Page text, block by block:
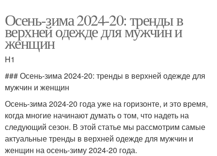
Осень-зима 2024-20: тренды в
верхней одежде для мужчин и
женщин
H1
### Осень-зима 2024-20: тренды в верхней одежде для
мужчин и женщин
Осень-зима 2024-20 года уже на горизонте, и это время,
когда многие начинают думать о том, что надеть на
следующий сезон. В этой статье мы рассмотрим самые
актуальные тренды в верхней одежде для мужчин и
женщин на осень-зиму 2024-20 года.